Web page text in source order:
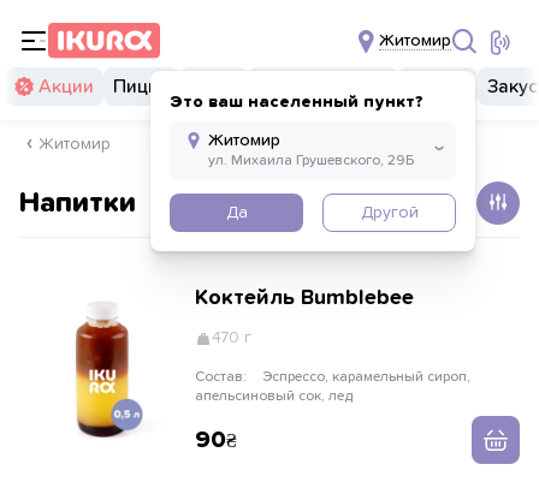
Житомир
Это ваш населенный пункт?
Да Другой
Акции Пицца
Житомир
Напитки
Коктейль Вumblebee
470 г
Состав:
апельсиновый сок, лед
90